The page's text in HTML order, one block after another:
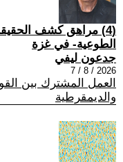
(4) مراهق كشف
الطوعية- في غزة
جدعون ليفي
2026 / 8 / 7
العمل المشترك بين
والديمقرطية